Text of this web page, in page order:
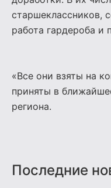
старшеклассников,
работа гардероба
«Все они взяты на
приняты в
региона.
Последние